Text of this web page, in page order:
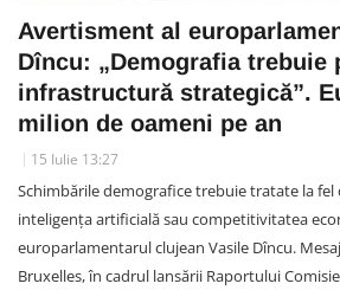
Avertisment al
Dîncu: „Demografia trebuie
infrastructură strategică”.
milion de oameni pe an
15 Iulie 13:27
Schimbările demografice trebuie tratate la fel
inteligența artificială sau competitivitatea
europarlamentarul clujean Vasile Dîncu.
Bruxelles, în cadrul lansării Raportului